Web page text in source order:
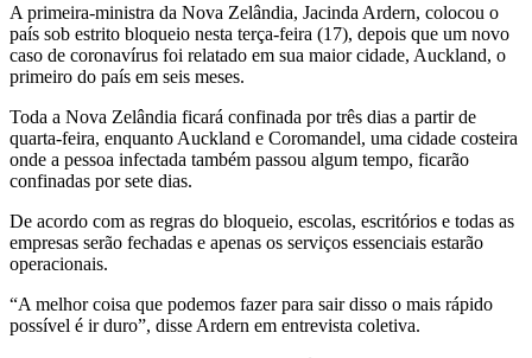
A primeira-ministra da Nova Zelândia, Jacinda Ardern, colocou o
país sob estrito bloqueio nesta terça-feira (17), depois que um novo
caso de coronavírus foi relatado em sua maior cidade, Auckland, o
primeiro do país em seis meses.
Toda a Nova Zelândia ficará confinada por três dias a partir de
quarta-feira, enquanto Auckland e Coromandel, uma cidade costeira
onde a pessoa infectada também passou algum tempo, ficarão
confinadas por sete dias.
De acordo com as regras do bloqueio, escolas, escritórios e todas as
empresas serão fechadas e apenas os serviços essenciais estarão
operacionais.
“A melhor coisa que podemos fazer para sair disso o mais rápido
possível é ir duro”, disse Ardern em entrevista coletiva.